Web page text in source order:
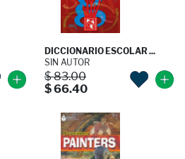
DICCIONARIO ESCOLAR ...
SIN AUTOR
$ 83.00
$ 66.40